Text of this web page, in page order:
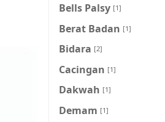
Bells Palsy [1]
Berat Badan [1]
Bidara [2]
Cacingan [1]
Dakwah [1]
Demam [1]